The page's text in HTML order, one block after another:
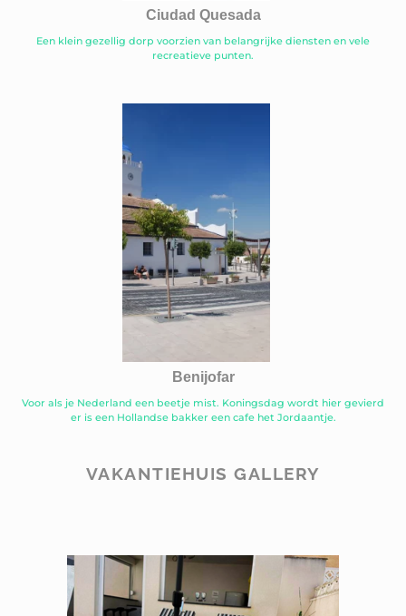
Ciudad Quesada
Een klein gezellig dorp voorzien van belangrijke diensten en vele
recreatieve punten.
Benijofar
Voor als je Nederland een beetje mist. Koningsdag wordt hier gevierd
er is een Hollandse bakker een cafe het Jordaantje.
VAKANTIEHUIS GALLERY